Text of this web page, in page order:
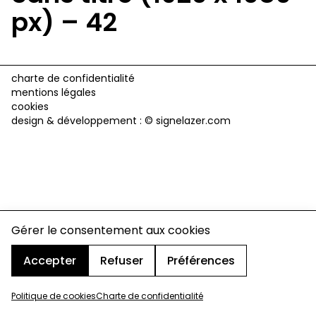
Gérer le consentement aux cookies
Accepter
Refuser Préférences
Politique de cookiesCharte de confidentialité
px) – 42
charte de confidentialité
mentions légales
cookies
design & développement : © signelazer.com